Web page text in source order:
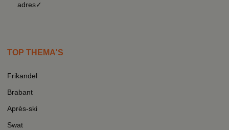
adres✓
TOP THEMA'S
Frikandel
Brabant
Après-ski
Swat